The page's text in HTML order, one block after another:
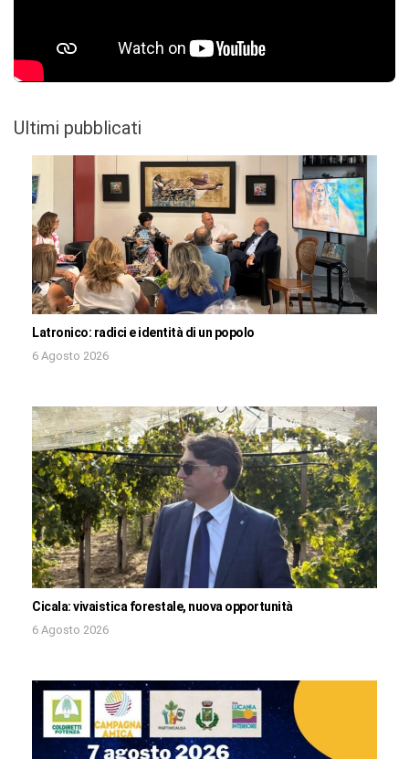
Ultimi pubblicati
Latronico: radici e identità di un popolo
6 Agosto 2026
Cicala: vivaistica forestale, nuova opportunità
6 Agosto 2026